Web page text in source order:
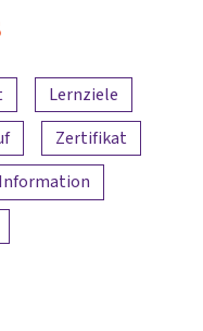
Lernziele
Zertifikat